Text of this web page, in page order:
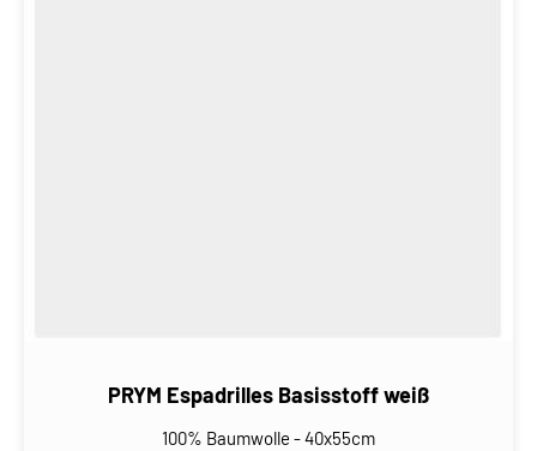
PRYM Espadrilles Basisstoff weiß
100% Baumwolle - 40x55cm